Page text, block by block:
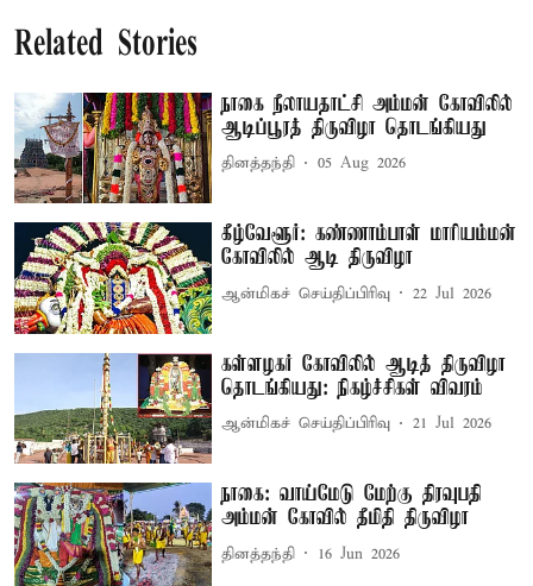
Related Stories
நாகை நீலாயதாட்சி அம்மன் கோவிலில்
ஆடிப்பூரத் திருவிழா தொடங்கியது
தினத்தந்தி 05 Aug 2026
கீழ்வேளூர்: கண்ணாம்பாள் மாரியம்மன்
கோவிலில் ஆடி திருவிழா
ஆன்மிகச் செய்திப்பிரிவு 22 Jul 2026
கள்ளழகர் கோவிலில் ஆடித் திருவிழா
தொடங்கியது: நிகழ்ச்சிகள் விவரம்
ஆன்மிகச் செய்திப்பிரிவு 21 Jul 2026
நாகை: வாய்மேடு மேற்கு திரவுபதி
அம்மன் கோவில் தீமிதி திருவிழா
தினத்தந்தி 16 Jun 2026